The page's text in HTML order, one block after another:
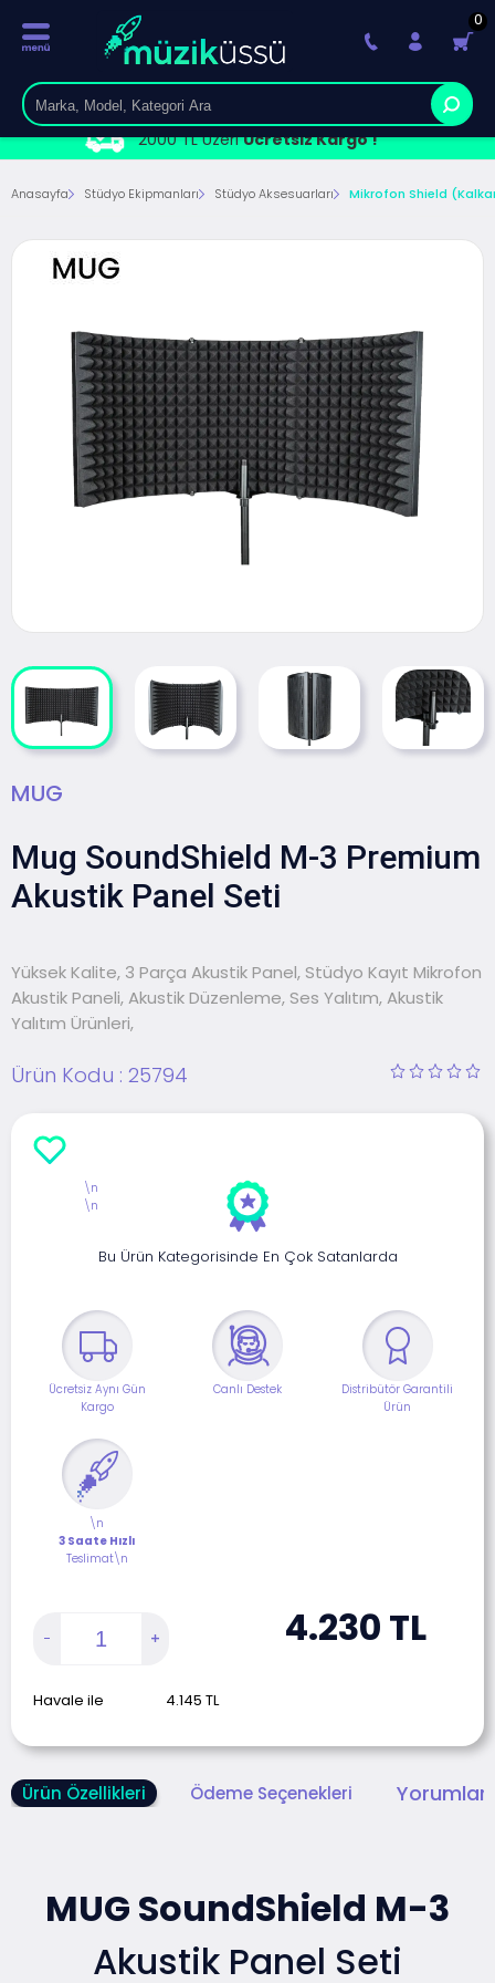
2000 TL ÜzeriÜcretsiz Kargo !
0
Anasayfa Stüdyo Ekipmanları Stüdyo Aksesuarları Mikrofon Shield
MUG
Mug SoundShield M-3 Premium
Akustik Panel Seti
Yüksek Kalite, 3 Parça Akustik Panel, Stüdyo Kayıt Mikrofon
Akustik Paneli, Akustik Düzenleme, Ses Yalıtım, Akustik
Yalıtım Ürünleri,
Ürün Kodu : 25794
Bu Ürün Kategorisinde En Çok Satanlarda
Ücretsiz Aynı Gün
Kargo
Canlı Destek
Distribütör Garantili
Ürün
\n
3 Saate Hızlı
Teslimat\n
\n
\n
4.230 TL
Havale ile 4.145 TL
Ürün Özellikleri Ödeme Seçenekleri
MUG SoundShield M-3
Akustik Panel Seti